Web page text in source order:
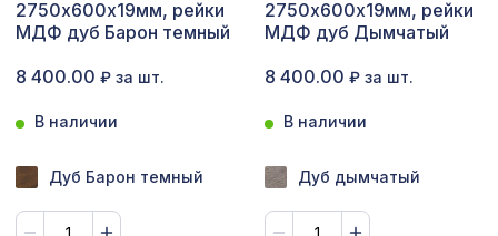
Экополимер
Экраны для радиаторов
Гейша
2750х600х19мм, рейки
МДФ дуб Барон темный
8 400.00 ₽ за шт.
В наличии
Дуб Барон темный
2750х600х19мм, рейки
МДФ дуб Дымчатый
8 400.00 ₽ за шт.
В наличии
Дуб дымчатый